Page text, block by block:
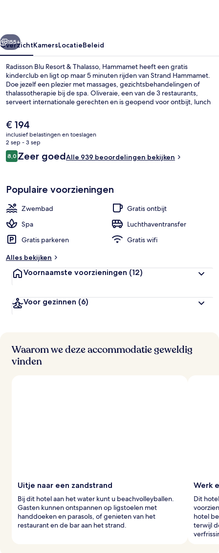
Volgende
155+
OverzichtKamersLocatieBeleid
Radisson Blu Resort & Thalasso, Hammamet heeft een gratis
kinderclub en ligt op maar 5 minuten rijden van Strand Hammamet.
Doe jezelf een plezier met massages, gezichtsbehandelingen of
thalassotherapie bij de spa. Oliveraie, een van de 3 restaurants,
serveert internationale gerechten en is geopend voor ontbijt, lunch
binnenzwembad, een buitenzwembad en een strandbar. Andere
reizigers waarderen het behulpzame personeel.
De
huidige
prijs
is
€ 194
€ 194
inclusief belastingen en toeslagen
2 sep - 3 sep
Beoordelingen
8,08,0 op 10 –
Zeer goedAlle 939 beoordelingen bekijken
Populaire voorzieningen
Zwembad
Gratis ontbijt
Spa
Luchthaventransfer
Gratis parkeren
Gratis wifi
Alles bekijken
Voornaamste voorzieningen (12)
Voor gezinnen (6)
Waarom we deze accommodatie geweldig
vinden
Uitje naar een zandstrand
Bij dit hotel aan het water kunt u beachvolleyballen.
Gasten kunnen ontspannen op ligstoelen met
handdoeken en parasols, of genieten van het
restaurant en de bar aan het strand.
Werk
Dit
hotel
terwijl